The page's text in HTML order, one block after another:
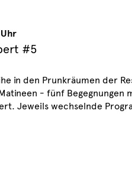
#5
in den Prunkräumen der
- fünf Begegnungen
Jeweils wechselnde